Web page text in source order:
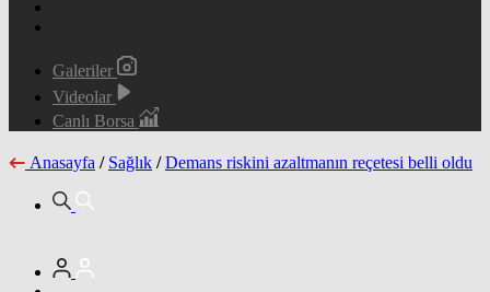
Galeriler
Videolar
Canlı Borsa
Anasayfa / Sağlık / Demans riskini azaltmanın reçetesi belli oldu